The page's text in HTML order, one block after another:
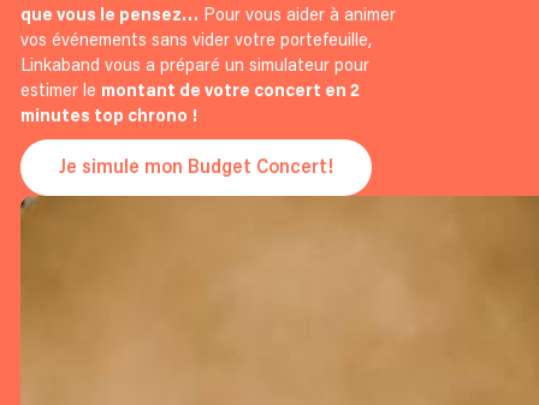
que vous le pensez… Pour vous aider à animer
vos événements sans vider votre portefeuille,
Linkaband vous a préparé un simulateur pour
estimer le montant de votre concert en 2
minutes top chrono !
Je simule mon Budget Concert!